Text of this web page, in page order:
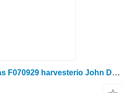
Hidraulinis skirstytuvas F070929 harvesterio John Deere 1470 E